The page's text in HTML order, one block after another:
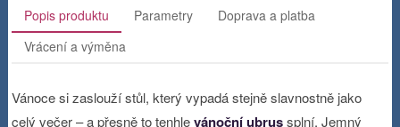
Popis produktu Parametry
Doprava a platba
Vrácení a výměna
Vánoce si zaslouží stůl, který vypadá stejně slavnostně jako
celý večer – a přesně to tenhlevánoční ubrussplní. Jemný